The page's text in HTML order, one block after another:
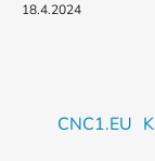
18.4.2024
CNC1.EU